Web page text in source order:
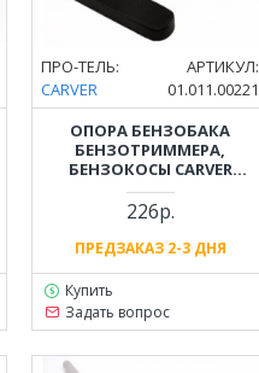
ПРО-ТЕЛЬ:
CARVER
АРТИКУЛ:
01.011.00221
ОПОРА БЕНЗОБАКА
БЕНЗОТРИММЕРА,
БЕНЗОКОСЫ CARVER
(КАРВЕР) GBC-043, GBC-052
226р.
ПРЕДЗАКАЗ 2-3 ДНЯ
Купить
Задать вопрос